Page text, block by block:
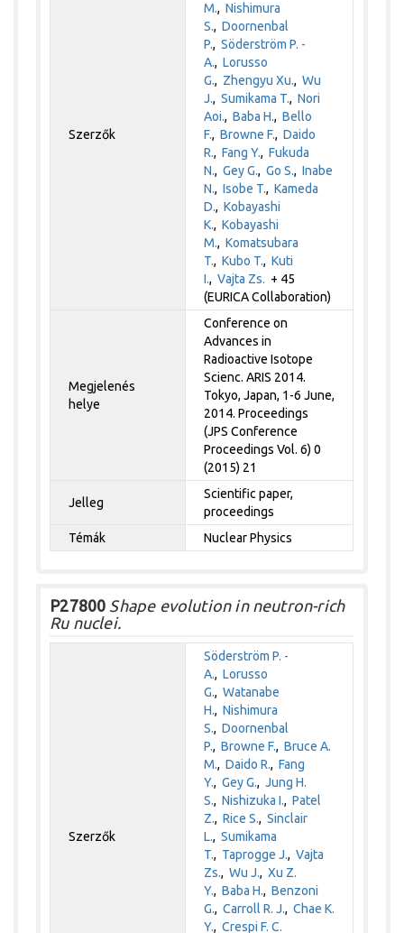
Szerzők
M.,Nishimura
S.,Doornenbal
P.,Söderström P. -
A.,Lorusso
G., Zhengyu Xu.,Wu
J.,Sumikama T.,Nori
Aoi.,Baba H.,Bello
F.,Browne F.,Daido
R.,Fang Y.,Fukuda
N.,Gey G.,Go S.,Inabe
N.,Isobe T.,Kameda
D.,Kobayashi
K.,Kobayashi
M.,Komatsubara
T.,Kubo T.,Kuti
I.,Vajta Zs. + 45
(EURICA Collaboration)
Megjelenés
helye
Conference on
Advances in
Radioactive Isotope
Scienc. ARIS 2014.
Tokyo, Japan, 1-6 June,
2014. Proceedings
(JPS Conference
Proceedings Vol. 6) 0
(2015) 21
Jelleg
Scientific paper,
proceedings
Témák
Nuclear Physics
P27800 Shape evolution in neutron-rich
Ru nuclei.
Szerzők
Söderström P. -
A.,Lorusso
G.,Watanabe
H.,Nishimura
S.,Doornenbal
P.,Browne F.,Bruce A.
M.,Daido R.,Fang
Y.,Gey G.,Jung H.
S.,Nishizuka I.,Patel
Z.,Rice S.,Sinclair
L.,Sumikama
T., Taprogge J.,Vajta
Zs.,Wu J.,Xu Z.
Y.,Baba H.,Benzoni
G.,Carroll R. J.,Chae K.
Y.,Crespi F. C.